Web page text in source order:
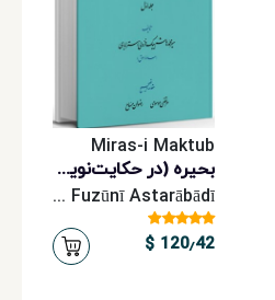
Miras-i Maktub
بحیره (در حکایت‌نویسی و عجایب‌نگاری 3 جلد)
Mīr Muḥammad Hāshim Bayg Fuzūnī Astarābādī
120٫42 $